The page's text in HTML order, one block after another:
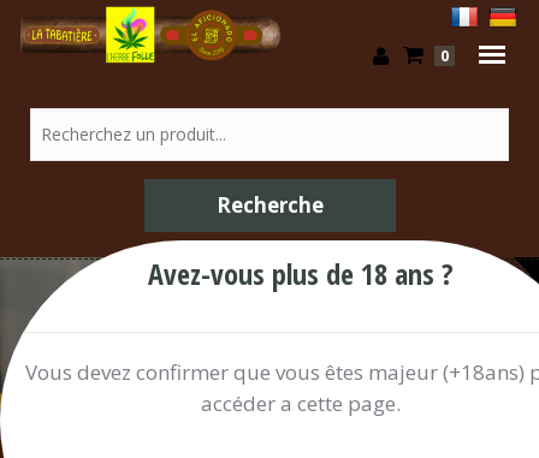
0
Confiserie / Shop
Avez-vous plus de 18 ans ?
Vous devez confirmer que vous êtes majeur (+18ans)
accéder a cette page.